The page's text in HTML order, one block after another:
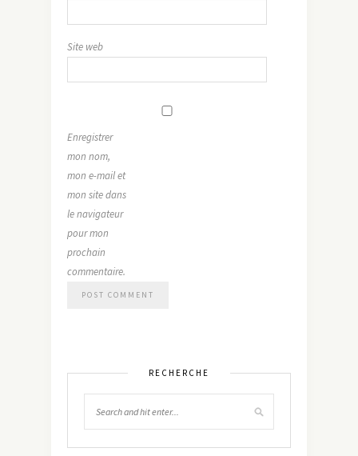
Site web
Enregistrer
mon nom,
mon e-mail et
mon site dans
le navigateur
pour mon
prochain
commentaire.
RECHERCHE